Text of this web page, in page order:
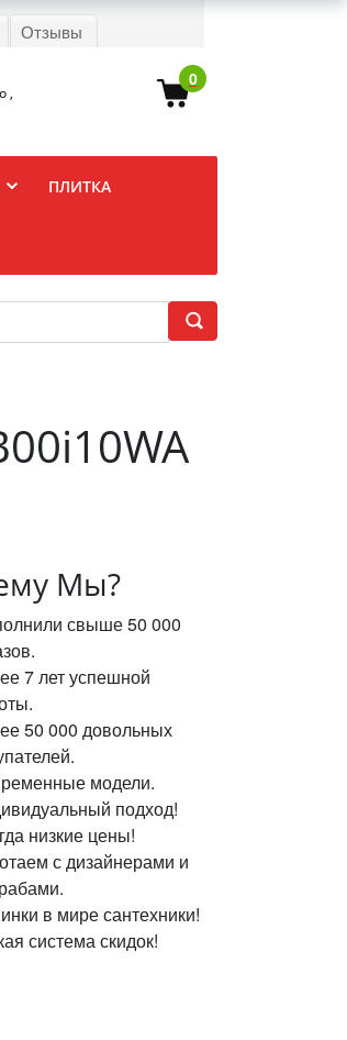
Отзывы
0
,
ПЛИТКА
Мы?
свыше 50 000
7 лет успешной
50 000 довольных
модели.
подход!
низкие цены!
с дизайнерами и
в мире сантехники!
система скидок!